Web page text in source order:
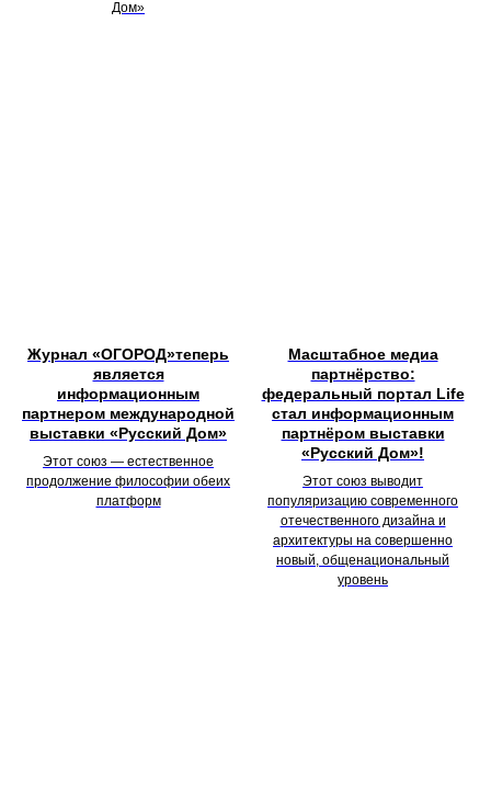
Дом»
Журнал «ОГОРОД»теперь
является
информационным
партнером международной
выставки «Русский Дом»
Этот союз — естественное
продолжение философии обеих
платформ
Масштабное медиа
партнёрство:
федеральный портал Life
стал информационным
партнёром выставки
«Русский Дом»!
Этот союз выводит
популяризацию современного
отечественного дизайна и
архитектуры на совершенно
новый, общенациональный
уровень